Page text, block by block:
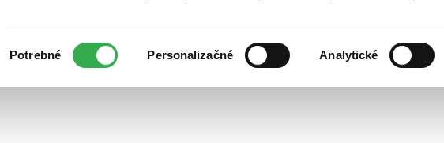
súhlasu
Potrebné Personalizačné Analytické